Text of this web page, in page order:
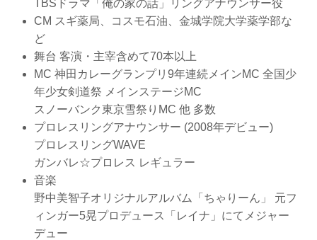
TBSドラマ「俺の家の話」リングアナウンサー役
CM スギ薬局、コスモ石油、金城学院大学薬学部な
ど
舞台 客演・主宰含めて70本以上
MC 神田カレーグランプリ9年連続メインMC 全国少
年少女剣道祭 メインステージMC
スノーバンク東京雪祭りMC 他 多数
プロレスリングアナウンサー (2008年デビュー)
プロレスリングWAVE
ガンバレ☆プロレス レギュラー
音楽
野中美智子オリジナルアルバム「ちゃりーん」 元フ
ィンガー5晃プロデュース「レイナ」にてメジャー
デュー